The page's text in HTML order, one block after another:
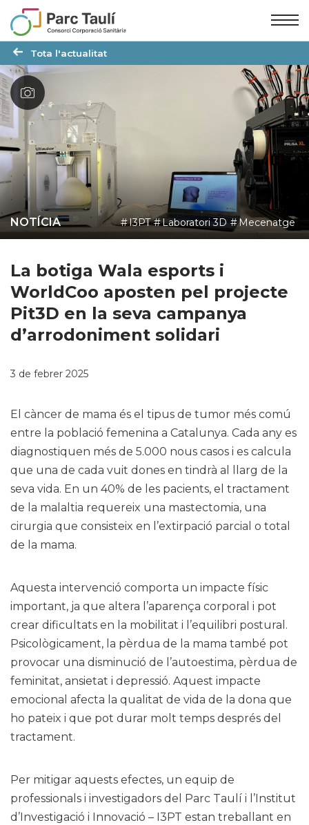
Skip
to
Content
Skip
to
navigation
Tota l'actualitat
La botiga Wala esports i
WorldCoo aposten pel projecte
Pit3D en la seva campanya
d’arrodoniment solidari
I3PT Laboratori 3D Mecenatge
NOTÍCIA
3 de febrer 2025
El càncer de mama és el tipus de tumor més comú
entre la població femenina a Catalunya. Cada any es
diagnostiquen més de 5.000 nous casos i es calcula
que una de cada vuit dones en tindrà al llarg de la
seva vida. En un 40% de les pacients, el tractament
de la malaltia requereix una mastectomia, una
cirurgia que consisteix en l’extirpació parcial o total
de la mama.
Aquesta intervenció comporta un impacte físic
important, ja que altera l’aparença corporal i pot
crear dificultats en la mobilitat i l’equilibri postural.
Psicològicament, la pèrdua de la mama també pot
provocar una disminució de l’autoestima, pèrdua de
feminitat, ansietat i depressió. Aquest impacte
emocional afecta la qualitat de vida de la dona que
ho pateix i que pot durar molt temps després del
tractament.
Per mitigar aquests efectes, un equip de
professionals i investigadors del Parc Taulí i l’Institut
d’Investigació i Innovació – I3PT estan treballant en